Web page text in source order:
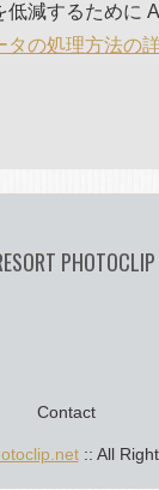
低減するために
タの処理方法の
Contact
:: All